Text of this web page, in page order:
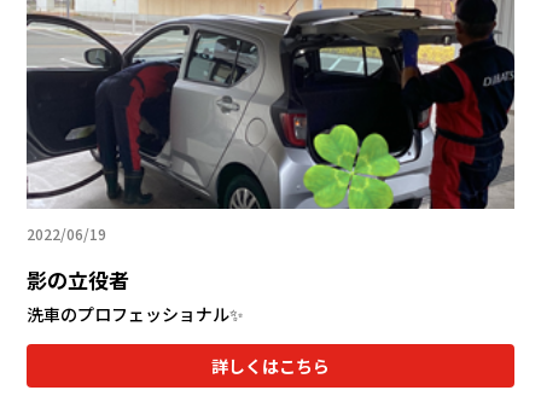
2022/06/19
影の立役者
洗車のプロフェッショナル✨
詳しくはこちら